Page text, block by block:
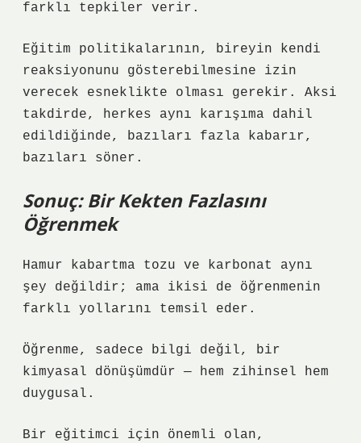
farklı tepkiler verir.
Eğitim politikalarının, bireyin kendi
reaksiyonunu gösterebilmesine izin
verecek esneklikte olması gerekir. Aksi
takdirde, herkes aynı karışıma dahil
edildiğinde, bazıları fazla kabarır,
bazıları söner.
Sonuç: Bir Kekten Fazlasını
Öğrenmek
Hamur kabartma tozu ve karbonat aynı
şey değildir; ama ikisi de öğrenmenin
farklı yollarını temsil eder.
Öğrenme, sadece bilgi değil, bir
kimyasal dönüşümdür — hem zihinsel hem
duygusal.
Bir eğitimci için önemli olan,